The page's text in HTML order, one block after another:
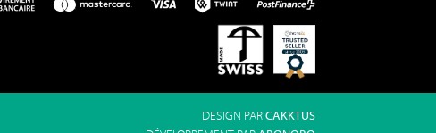
DESIGN PARCAKKTUS